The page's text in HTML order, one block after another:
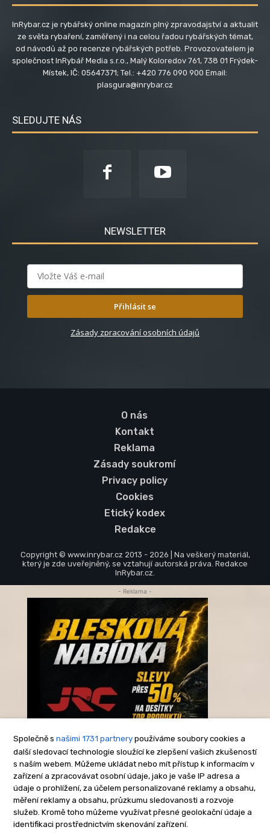
InRybar.cz je rybářský online magazín plný zpravodajství a aktualit
ze světa rybaření, zaměřený i na celou řadou rybářských témat,
od návodů až po recenze rybářských potřeb. Provozovatelem je
společnost InRybář Media s.r.o., Malý Koloredov 761, 738 01 Frýdek-
Místek, IČ: 05647371; Tel.: +420 776 090 900 Email:
plasgura@inrybar.cz
SLEDUJTE NÁS
NEWSLETTER
Přihlásit se
Zásady zpracování osobních údajů
O nás
Kontakt
Reklama
Zásady soukromí
Privacy policy
Cookies
Etický kodex
Redakce
Copyright © www.inrybar.cz 2013 - 2026 | Na veškerý materiál,
který je zde uveřejněný, se vztahují autorská práva. Redakce
InRybar.cz.
Společně s našimi 1731 partnery používáme soubory cookies a
další sledovací technologie sloužící ke zlepšení vašich zkušeností
s naším webem. Můžeme ukládat nebo mít přístup k informacím v
zařízení a zpracovávat osobní údaje, jako je vaše IP adresa a
údaje o prohlížení, za účelem personalizované reklamy a obsahu,
měření reklamy a obsahu, průzkumu sledovanosti a rozvoje
služeb. Kromě toho můžeme využívat přesné geolokační údaje a
identifikaci prostřednictvím skenování zařízení.
- Reklama -
-Reklama-